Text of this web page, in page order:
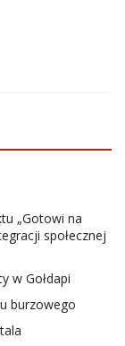
„Gotowi na
społecznej
w Gołdapi
burzowego